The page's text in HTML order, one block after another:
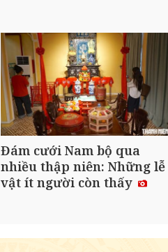
Đám cưới Nam bộ qua
nhiều thập niên: Những lễ
vật ít người còn thấy